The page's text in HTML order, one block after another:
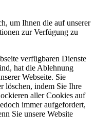
um Ihnen die auf unserer
zur Verfügung zu
verfügbaren Dienste
hat die Ablehnung
Webseite. Sie
löschen, indem Sie Ihre
aller Cookies auf
immer aufgefordert,
Sie unsere Website